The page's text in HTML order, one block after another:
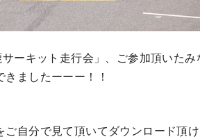
ーキット走行会」、ご参加頂いた
ましたーーー！！
自分で見て頂いてダウンロード頂け